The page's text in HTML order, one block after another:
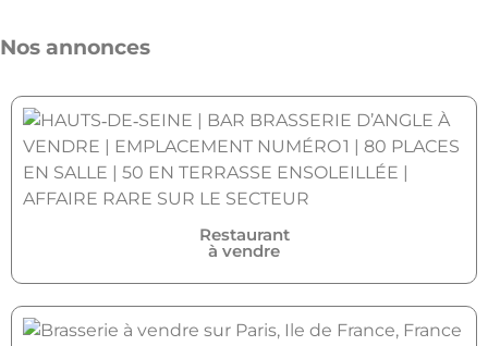
Nos annonces
Restaurant
à vendre